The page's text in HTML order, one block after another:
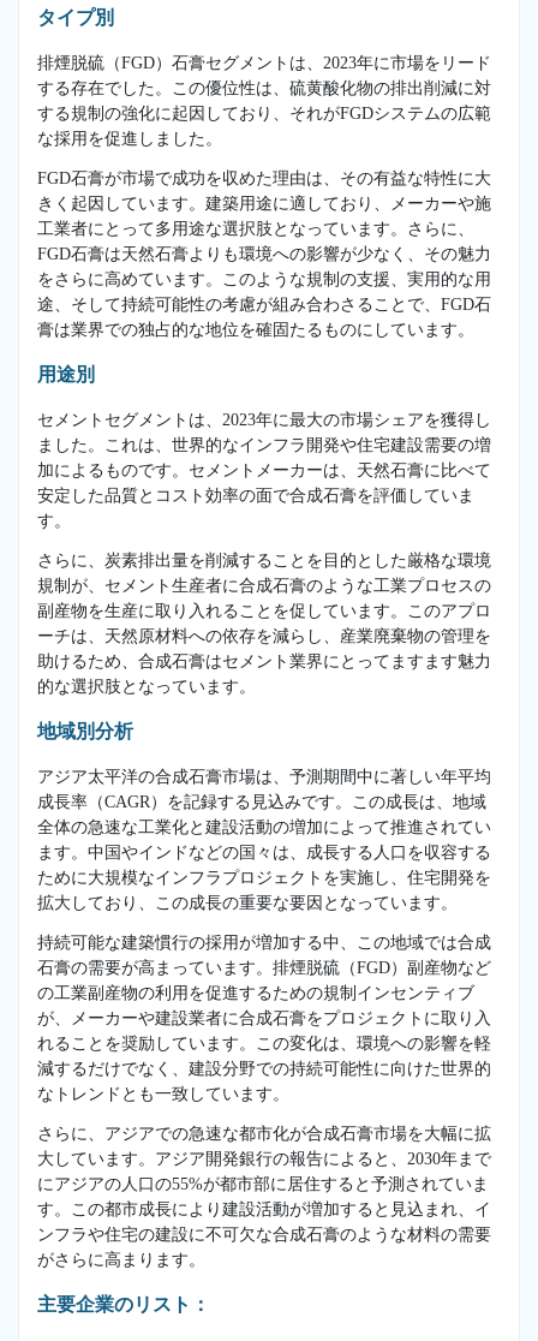
タイプ別
排煙脱硫（FGD）石膏セグメントは、2023年に市場をリード
する存在でした。この優位性は、硫黄酸化物の排出削減に対
する規制の強化に起因しており、それがFGDシステムの広範
な採用を促進しました。
FGD石膏が市場で成功を収めた理由は、その有益な特性に大
きく起因しています。建築用途に適しており、メーカーや施
工業者にとって多用途な選択肢となっています。さらに、
FGD石膏は天然石膏よりも環境への影響が少なく、その魅力
をさらに高めています。このような規制の支援、実用的な用
途、そして持続可能性の考慮が組み合わさることで、FGD石
膏は業界での独占的な地位を確固たるものにしています。
用途別
セメントセグメントは、2023年に最大の市場シェアを獲得し
ました。これは、世界的なインフラ開発や住宅建設需要の増
加によるものです。セメントメーカーは、天然石膏に比べて
安定した品質とコスト効率の面で合成石膏を評価していま
す。
さらに、炭素排出量を削減することを目的とした厳格な環境
規制が、セメント生産者に合成石膏のような工業プロセスの
副産物を生産に取り入れることを促しています。このアプロ
ーチは、天然原材料への依存を減らし、産業廃棄物の管理を
助けるため、合成石膏はセメント業界にとってますます魅力
的な選択肢となっています。
地域別分析
アジア太平洋の合成石膏市場は、予測期間中に著しい年平均
成長率（CAGR）を記録する見込みです。この成長は、地域
全体の急速な工業化と建設活動の増加によって推進されてい
ます。中国やインドなどの国々は、成長する人口を収容する
ために大規模なインフラプロジェクトを実施し、住宅開発を
拡大しており、この成長の重要な要因となっています。
持続可能な建築慣行の採用が増加する中、この地域では合成
石膏の需要が高まっています。排煙脱硫（FGD）副産物など
の工業副産物の利用を促進するための規制インセンティブ
が、メーカーや建設業者に合成石膏をプロジェクトに取り入
れることを奨励しています。この変化は、環境への影響を軽
減するだけでなく、建設分野での持続可能性に向けた世界的
なトレンドとも一致しています。
さらに、アジアでの急速な都市化が合成石膏市場を大幅に拡
大しています。アジア開発銀行の報告によると、2030年まで
にアジアの人口の55%が都市部に居住すると予測されていま
す。この都市成長により建設活動が増加すると見込まれ、イ
ンフラや住宅の建設に不可欠な合成石膏のような材料の需要
がさらに高まります。
主要企業のリスト：